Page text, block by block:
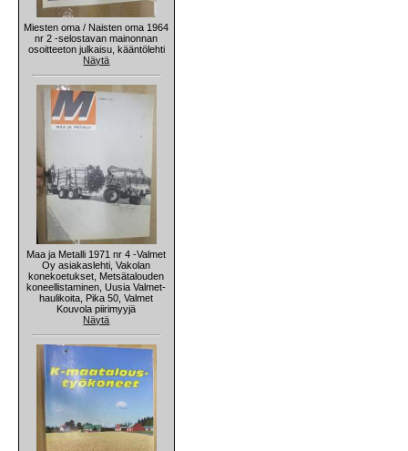
Miesten oma / Naisten oma 1964
nr 2 -selostavan mainonnan
osoitteeton julkaisu, kääntölehti
Näytä
Maa ja Metalli 1971 nr 4 -Valmet
Oy asiakaslehti, Vakolan
konekoetukset, Metsätalouden
koneellistaminen, Uusia Valmet-
haulikoita, Pika 50, Valmet
Kouvola piirimyyjä
Näytä